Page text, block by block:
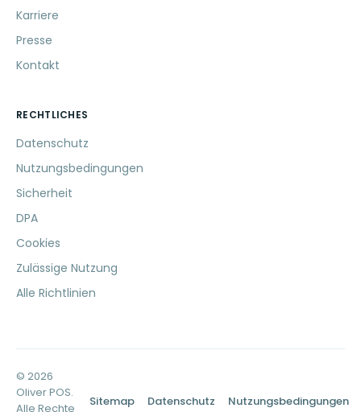
Karriere
Presse
Kontakt
RECHTLICHES
Datenschutz
Nutzungsbedingungen
Sicherheit
DPA
Cookies
Zulässige Nutzung
Alle Richtlinien
© 2026
Oliver POS.
Alle Rechte
Sitemap Datenschutz Nutzungsbedingungen